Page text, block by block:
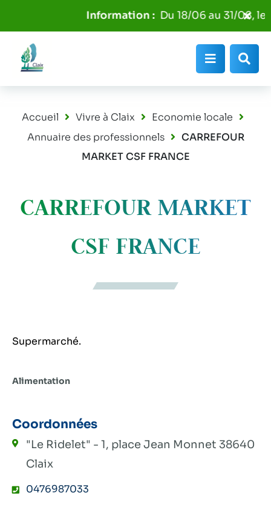
Aller à la recherche
Du 18/06 au 31/08,
Menu
Accueil Vivre à Claix
Economie locale
Annuaire des professionnels
CARREFOUR
MARKET CSF FRANCE
CARREFOUR MARKET
CSF FRANCE
Supermarché.
Alimentation
Coordonnées
"Le Ridelet" - 1, place Jean Monnet 38640
Claix
0476987033